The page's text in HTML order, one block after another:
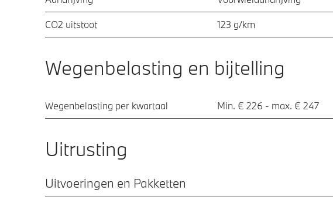
CO2 uitstoot 123 g/km
Wegenbelasting en bijtelling
Wegenbelasting per kwartaal Min. € 226 - max. € 247
Uitrusting
Uitvoeringen en Pakketten